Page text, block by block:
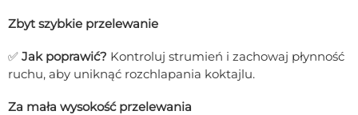
Zbyt szybkie przelewanie
✅ Jak poprawić? Kontroluj strumień i zachowaj płynność
ruchu, aby uniknąć rozchlapania koktajlu.
Za mała wysokość przelewania